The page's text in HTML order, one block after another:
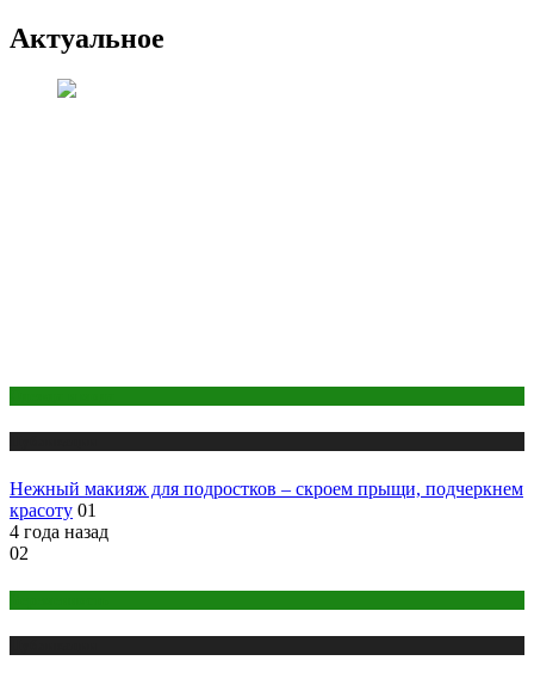
Актуальное
Нежный макияж для подростков – скроем прыщи, подчеркнем
красоту 01
4 года назад
02